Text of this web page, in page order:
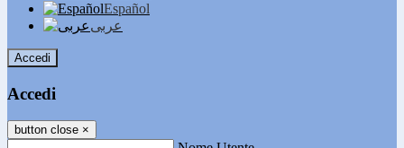
Español
عربى
Accedi
Accedi
button close ×